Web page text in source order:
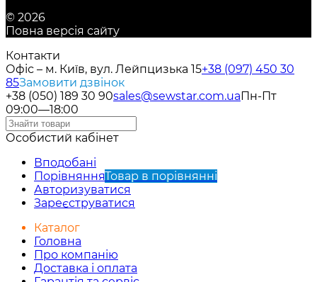
© 2026
Повна версія сайту
Контакти
Офіс – м. Київ, вул. Лейпцизька 15+38 (097) 450 30
85Замовити дзвінок
+38 (050) 189 30 90sales@sewstar.com.uaПн-Пт
09:00—18:00
Особистий кабінет
Вподобані
ПорівнянняТовар в порівнянні
Авторизуватися
Зареєструватися
Каталог
Головна
Про компанію
Доставка і оплата